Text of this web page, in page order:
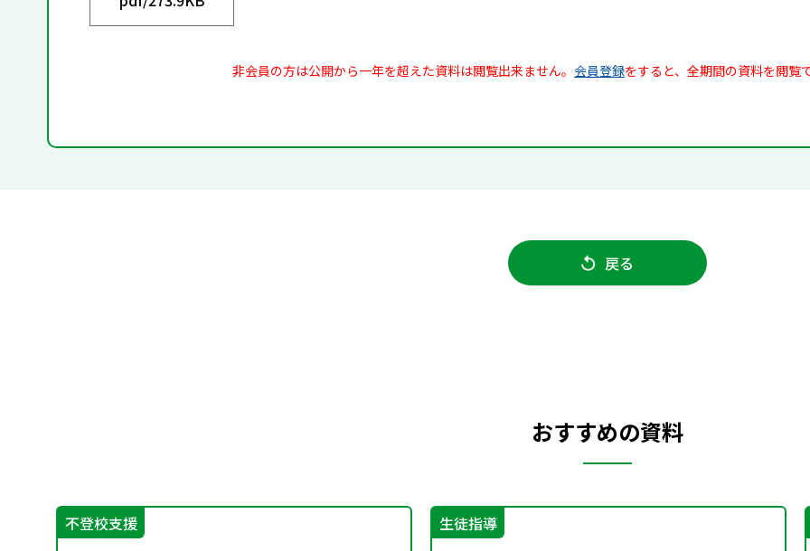
非会員の方は公開から一年を超えた資料は閲覧出来ません。 会員登録をすると、全期間の資料を閲覧
戻る
おすすめの資料
不登校支援
生徒指導